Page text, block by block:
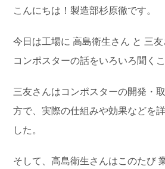
こんにちは！製造部杉原徹です。
今日は工場に 高島衛生さん と 三友
コンポスターの話をいろいろ聞く
三友さんはコンポスターの開発・
方で、実際の仕組みや効果などを
した。
そして、高島衛生さんはこのたび